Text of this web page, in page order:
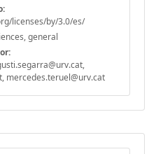
licenses/by/3.0/es/
general
mercedes.teruel@urv.cat